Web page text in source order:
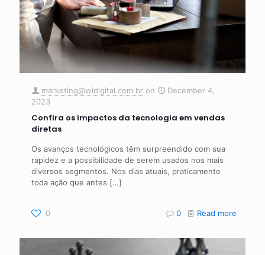
marketing@widigital.com.br on
December 4,
2023
Confira os impactos da tecnologia em vendas
diretas
Os avanços tecnológicos têm surpreendido com sua
rapidez e a possibilidade de serem usados nos mais
diversos segmentos. Nos dias atuais, praticamente
toda ação que antes […]
0 0 Read more